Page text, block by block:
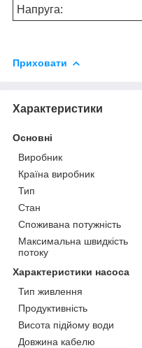
Напруга:
Приховати
Характеристики
Основні
Виробник
Країна виробник
Тип
Стан
Споживана потужність
Максимальна швидкість
потоку
Характеристики насоса
Тип живлення
Продуктивність
Висота підйому води
Довжина кабелю